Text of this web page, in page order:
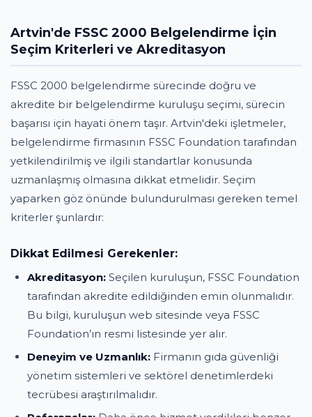
Artvin'de FSSC 2000 Belgelendirme İçin
Seçim Kriterleri ve Akreditasyon
FSSC 2000 belgelendirme sürecinde doğru ve
akredite bir belgelendirme kuruluşu seçimi, sürecin
başarısı için hayati önem taşır. Artvin'deki işletmeler,
belgelendirme firmasının FSSC Foundation tarafından
yetkilendirilmiş ve ilgili standartlar konusunda
uzmanlaşmış olmasına dikkat etmelidir. Seçim
yaparken göz önünde bulundurulması gereken temel
kriterler şunlardır:
Dikkat Edilmesi Gerekenler:
Akreditasyon: Seçilen kuruluşun, FSSC Foundation
tarafından akredite edildiğinden emin olunmalıdır.
Bu bilgi, kuruluşun web sitesinde veya FSSC
Foundation’ın resmi listesinde yer alır.
Deneyim ve Uzmanlık: Firmanın gıda güvenliği
yönetim sistemleri ve sektörel denetimlerdeki
tecrübesi araştırılmalıdır.